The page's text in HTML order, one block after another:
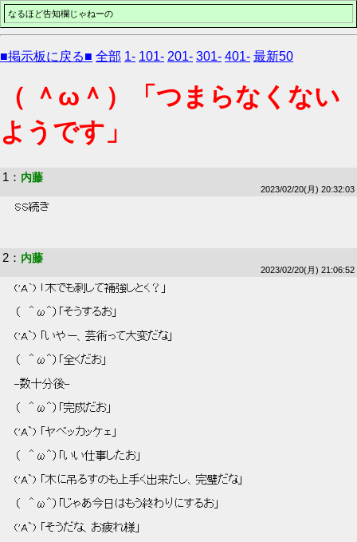
なるほど告知欄じゃねーの
■掲示板に戻る■ 全部 1- 101- 201- 301- 401- 最新50
（ ＾ω＾）「つまらなくない
ようです」
1 ： 内藤
2023/02/20(月) 20:32:03
SS続き
2 ： 内藤
2023/02/20(月) 21:06:52
('A`) 「木でも刺して補強しとく？」
（   ＾ω＾）「そうするお」
('A`) 「いやー、芸術って大変だな」
（   ＾ω＾）「全くだお」
-数十分後-
（   ＾ω＾）「完成だお」
('A`) 「ヤベッカッケェ」
（   ＾ω＾）「いい仕事したお」
('A`) 「木に吊るすのも上手く出来たし、完璧だな」
（   ＾ω＾）「じゃあ今日はもう終わりにするお」
('A`) 「そうだな、お疲れ様」